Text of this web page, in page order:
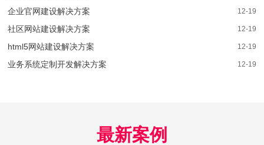
企业官网建设解决方案 12-19
社区网站建设解决方案 12-19
html5网站建设解决方案 12-19
业务系统定制开发解决方案 12-19
最新案例